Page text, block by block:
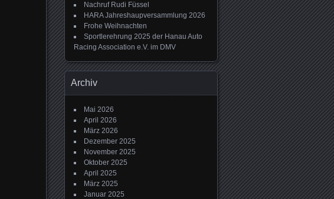
Nachruf Rudi Füssel
HARA Jahreshaupversammlung 2026
Frohe Weihnachten
Sportlerehrung 2025 der Hanau Auto
Racing Association e.V. im DMV
Archiv
Mai 2026
April 2026
März 2026
Dezember 2025
November 2025
Oktober 2025
April 2025
März 2025
Januar 2025